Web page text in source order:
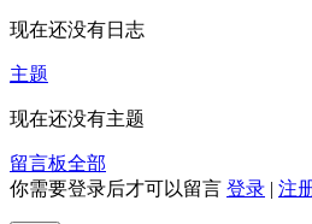
现在还没有日志
主题
现在还没有主题
留言板全部
你需要登录后才可以留言 登录 | 注